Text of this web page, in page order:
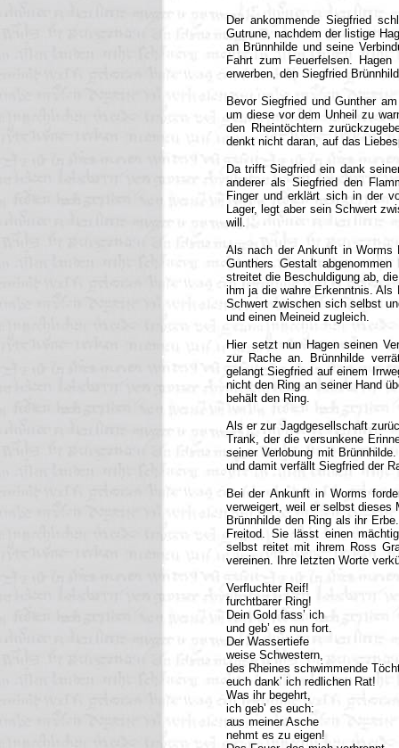
Der ankommende Siegfried
Gutrune, nachdem der listige
an Brünnhilde und seine
Fahrt zum Feuerfelsen.
erwerben, den Siegfried
Bevor Siegfried und Gunther
um diese vor dem Unheil zu
den Rheintöchtern
denkt nicht daran, auf das
Da trifft Siegfried ein dank
anderer als Siegfried den
Finger und erklärt sich in der
Lager, legt aber sein Schwert
will.
Als nach der Ankunft in
Gunthers Gestalt
streitet die Beschuldigung ab,
ihm ja die wahre Erkenntnis.
Schwert zwischen sich selbst
und einen Meineid zugleich.
Hier setzt nun Hagen seinen
zur Rache an. Brünnhilde
gelangt Siegfried auf einem
nicht den Ring an seiner Hand
behält den Ring.
Als er zur Jagdgesellschaft
Trank, der die versunkene
seiner Verlobung mit
und damit verfällt Siegfried der
Bei der Ankunft in Worms
verweigert, weil er selbst dieses
Brünnhilde den Ring als ihr
Freitod. Sie lässt einen
selbst reitet mit ihrem Ross
vereinen. Ihre letzten Worte
Verfluchter Reif!
furchtbarer Ring!
Dein Gold fass’ ich
und geb’ es nun fort.
Der Wassertiefe
weise Schwestern,
des Rheines schwimmende
euch dank’ ich redlichen Rat!
Was ihr begehrt,
ich geb’ es euch:
aus meiner Asche
nehmt es zu eigen!